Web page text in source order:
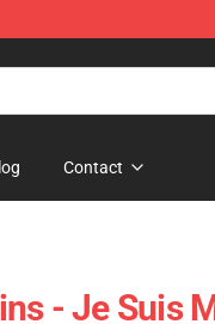
Contact
- Je Suis